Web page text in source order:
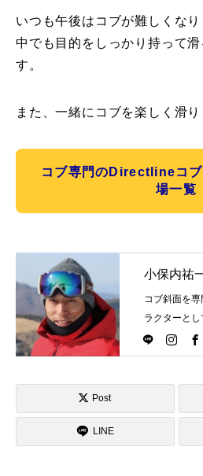
いつも午後はコブが難しくな
中でも目的をしっかり持って
す。
また、一緒にコブを楽しく滑り
コブ専門のDirectlineコ
場一覧
小保内祐
コブ斜面を
ラクターと
Directlineス
スキーイン
Post
LINE